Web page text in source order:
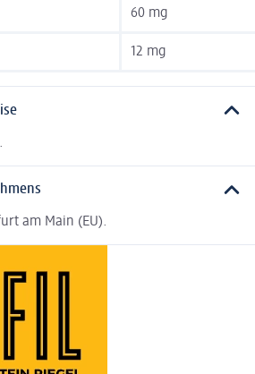
60 mg
12 mg
am Main (EU).